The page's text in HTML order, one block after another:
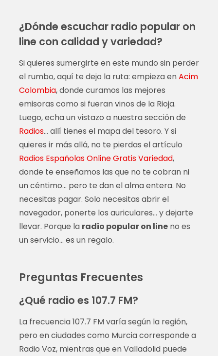
¿Dónde escuchar radio popular on
line con calidad y variedad?
Si quieres sumergirte en este mundo sin perder
el rumbo, aquí te dejo la ruta: empieza enAcim
Colombia, donde curamos las mejores
emisoras como si fueran vinos de la Rioja.
Luego, echa un vistazo a nuestra sección de
Radios… allí tienes el mapa del tesoro. Y si
quieres ir más allá, no te pierdas el artículo
Radios Españolas Online Gratis Variedad,
donde te enseñamos las que no te cobran ni
un céntimo… pero te dan el alma entera. No
necesitas pagar. Solo necesitas abrir el
navegador, ponerte los auriculares… y dejarte
llevar. Porque la radio popular on lineno es
un servicio… es un regalo.
Preguntas Frecuentes
¿Qué radio es 107.7 FM?
La frecuencia 107.7 FM varía según la región,
pero en ciudades como Murcia corresponde a
Radio Voz, mientras que en Valladolid puede